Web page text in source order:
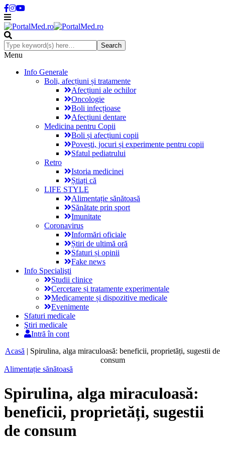
Menu
Info Generale
Boli, afecțiuni și tratamente
Afecțiuni ale ochilor
Oncologie
Boli infecțioase
Afecțiuni dentare
Medicina pentru Copii
Boli și afecțiuni copii
Povești, jocuri și experimente pentru copii
Sfatul pediatrului
Retro
Istoria medicinei
Știați că
LIFE STYLE
Alimentație sănătoasă
Sănătate prin sport
Imunitate
Coronavirus
Informări oficiale
Știri de ultimă oră
Sfaturi și opinii
Fake news
Info Specialişti
Studii clinice
Cercetare și tratamente experimentale
Medicamente și dispozitive medicale
Evenimente
Sfaturi medicale
Ştiri medicale
Intră în cont
Acasă | Spirulina, alga miraculoasă: beneficii, proprietăți, sugestii de
consum
Alimentație sănătoasă
Spirulina, alga miraculoasă:
beneficii, proprietăți, sugestii
de consum